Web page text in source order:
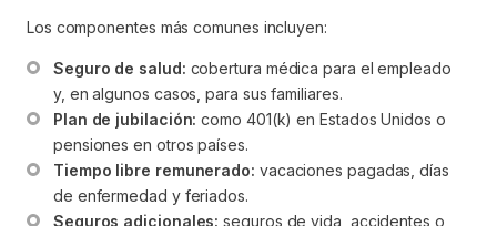
Los componentes más comunes incluyen:
Seguro de salud: cobertura médica para el empleado
y, en algunos casos, para sus familiares.
Plan de jubilación: como 401(k) en Estados Unidos o
pensiones en otros países.
Tiempo libre remunerado: vacaciones pagadas, días
de enfermedad y feriados.
Seguros adicionales: seguros de vida, accidentes o